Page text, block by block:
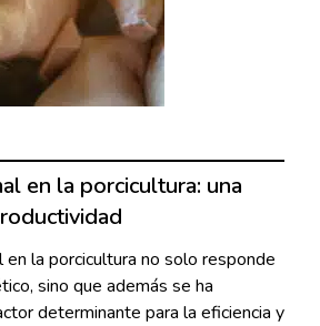
en la porcicultura: una
en la porcicultura no solo responde
sino que además se ha
determinante para la eficiencia y